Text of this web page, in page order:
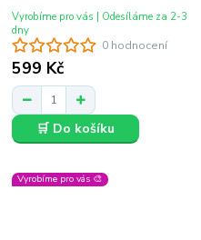
0 hodnocení
599 Kč
Vyrobíme pro vás | Odesíláme za 2-3
dny
🛒 Do košíku
Vyrobíme pro vás 🎨